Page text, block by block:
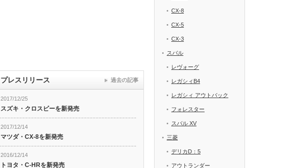
プレスリリース
2017/12/25
スズキ・クロスビーを新発売
2017/12/14
マツダ・CX-8を新発売
2016/12/14
トヨタ・C-HRを新発売
過去の記事
CX-8
CX-5
CX-3
スバル
レヴォーグ
レガシィB4
レガシィ アウトバック
フォレスター
スバル XV
三菱
デリカD：5
アウトランダー